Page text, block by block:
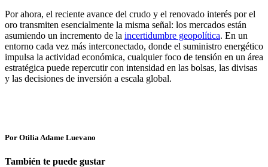
Por ahora, el reciente avance del crudo y el renovado interés por el
oro transmiten esencialmente la misma señal: los mercados están
asumiendo un incremento de la incertidumbre geopolítica. En un
entorno cada vez más interconectado, donde el suministro energético
impulsa la actividad económica, cualquier foco de tensión en un área
estratégica puede repercutir con intensidad en las bolsas, las divisas
y las decisiones de inversión a escala global.
Por Otilia Adame Luevano
También te puede gustar